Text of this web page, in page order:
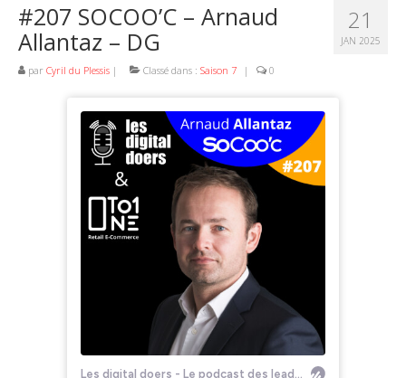
21
JAN 2025
#207 SOCOO’C – Arnaud
Allantaz – DG
par Cyril du Plessis | Classé dans : Saison 7 | 0